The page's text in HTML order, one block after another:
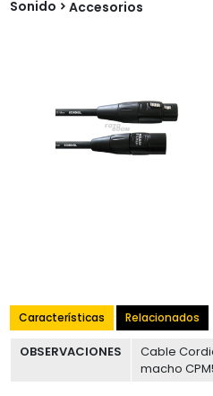
Sonido Accesorios
Características Relacionados
OBSERVACIONES
Cable
macho